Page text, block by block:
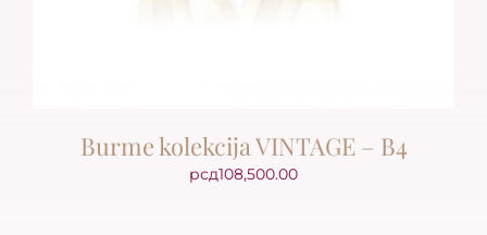
Burme kolekcija VINTAGE – B4
рсд108,500.00